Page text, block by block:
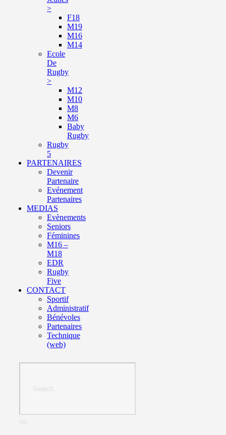
>
F18
M19
M16
M14
Ecole
De
Rugby
>
M12
M10
M8
M6
Baby
Rugby
Rugby
5
PARTENAIRES
Devenir
Partenaire
Evénement
Partenaires
MEDIAS
Evènements
Seniors
Féminines
M16 –
M18
EDR
Rugby
Five
CONTACT
Sportif
Administratif
Bénévoles
Partenaires
Technique
(web)